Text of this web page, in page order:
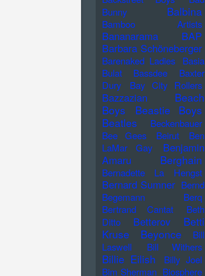
Bunny
Balbina
Bamboo Artists
Bananarama
BAP
Barbara Schöneberger
Barenaked Ladies
Basia
Bulat
Bassdee
Baxter
Dury
Bay City Rollers
Bazzazian
Beach
Boys
Beastie Boys
Beatles
Beckenbauer
Bee Gees
Beirut
Ben
LaMar Gay
Benjamin
Amaru
Berghain
Bernadette La Hengst
Bernard Sumner Bernd
Begemann
Berq
Bertrand Cantat
Beth
Ditto
Betterov
Betti
Kruse
Beyonce
Bill
Laswell
Bill Withers
Billie Eilish
Billy Joel
Bim Sherman Biosphere